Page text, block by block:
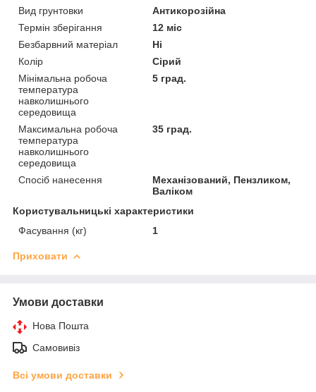
Вид грунтовки
Антикорозійна
Термін зберігання
12 міс
Безбарвний матеріал
Ні
Колір
Сірий
Мінімальна робоча
температура
навколишнього
середовища
5 град.
Максимальна робоча
температура
навколишнього
середовища
35 град.
Спосіб нанесення
Механізований, Пензликом,
Валіком
Користувальницькі характеристики
Фасування (кг)
1
Приховати
Умови доставки
Нова Пошта
Самовивіз
Всі умови доставки